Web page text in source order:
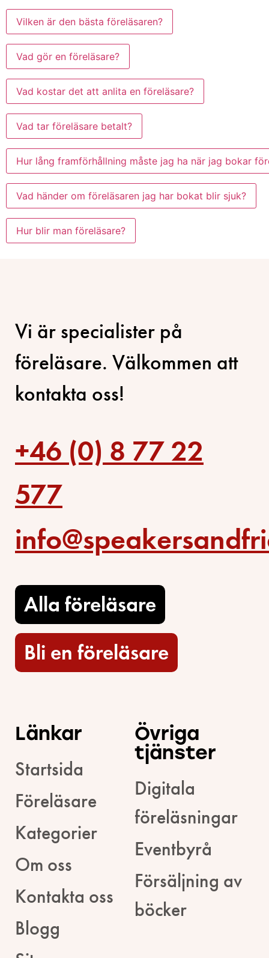
Vilken är den bästa föreläsaren?
Vad gör en föreläsare?
Vad kostar det att anlita en föreläsare?
Vad tar föreläsare betalt?
Hur lång framförhållning måste jag ha när jag bokar
Vad händer om föreläsaren jag har bokat blir sjuk?
Hur blir man föreläsare?
Vi är specialister på
föreläsare. Välkommen att
kontakta oss!
+46 (0) 8 77 22
577
Alla föreläsare
Bli en föreläsare​
Länkar
Startsida
Föreläsare
Kategorier
Om oss
Kontakta oss
Blogg
Övriga
tjänster
Digitala
föreläsningar
Eventbyrå
Försäljning av
böcker